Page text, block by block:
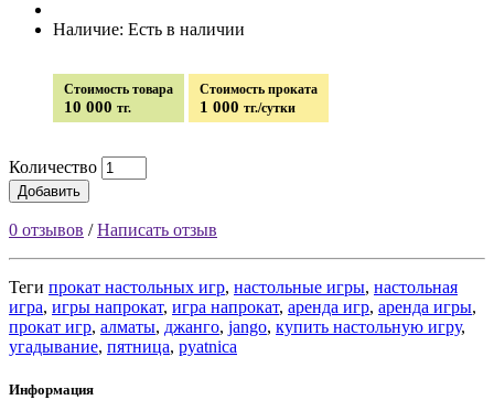
Наличие: Есть в наличии
Стоимость товара
10 000 тг.
Стоимость проката
1 000 тг./сутки
Количество
Добавить
0 отзывов /Написать отзыв
Теги прокат настольных игр, настольные игры, настольная
игра, игры напрокат, игра напрокат, аренда игр, аренда игры,
прокат игр, алматы, джанго, jango, купить настольную игру,
угадывание, пятница, pyatnica
Информация